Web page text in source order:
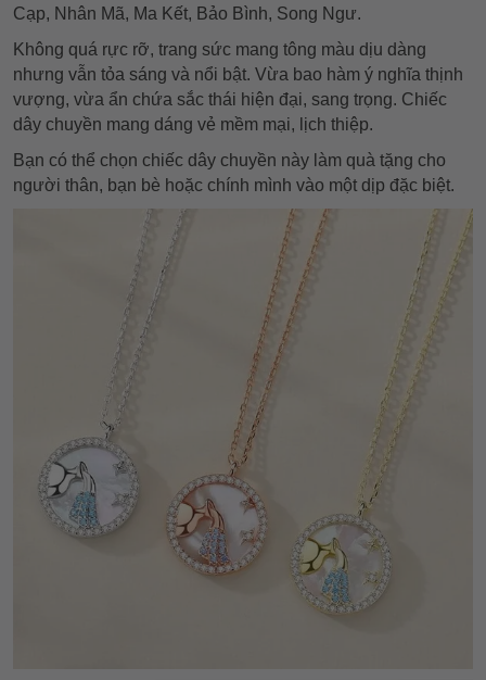
Cạp, Nhân Mã, Ma Kết, Bảo Bình, Song Ngư.
Không quá rực rỡ, trang sức mang tông màu dịu dàng
nhưng vẫn tỏa sáng và nổi bật. Vừa bao hàm ý nghĩa thịnh
vượng, vừa ẩn chứa sắc thái hiện đại, sang trọng. Chiếc
dây chuyền mang dáng vẻ mềm mại, lịch thiệp.
Bạn có thể chọn chiếc dây chuyền này làm quà tặng cho
người thân, bạn bè hoặc chính mình vào một dịp đặc biệt.